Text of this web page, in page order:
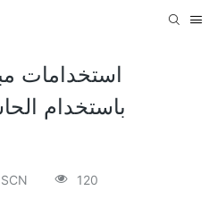
استخدامات
باستخدام
120